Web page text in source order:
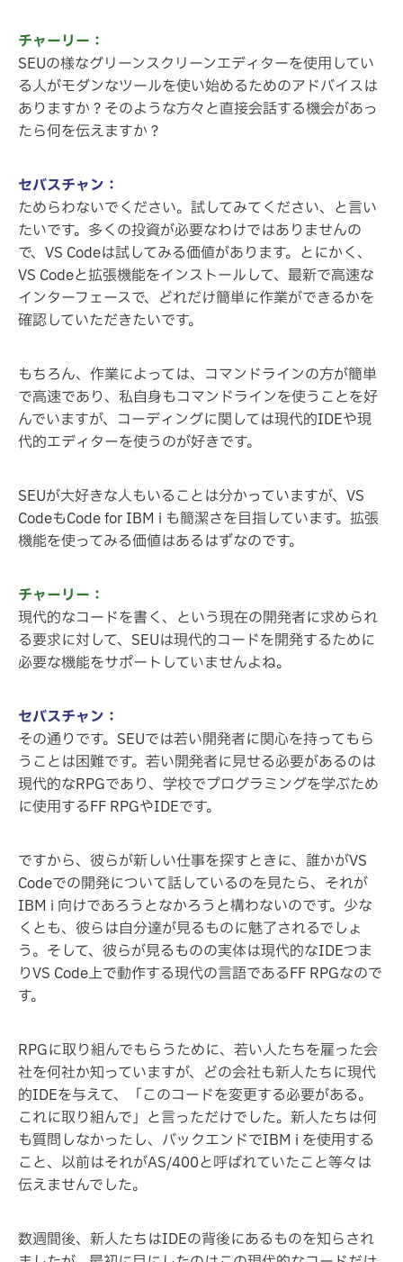
チャーリー：
SEUの様なグリーンスクリーンエディターを使用してい
る人がモダンなツールを使い始めるためのアドバイスは
ありますか？そのような方々と直接会話する機会があっ
たら何を伝えますか？
セバスチャン：
ためらわないでください。試してみてください、と言い
たいです。多くの投資が必要なわけではありませんの
で、VS Codeは試してみる価値があります。とにかく、
VS Codeと拡張機能をインストールして、最新で高速な
インターフェースで、どれだけ簡単に作業ができるかを
確認していただきたいです。
もちろん、作業によっては、コマンドラインの方が簡単
で高速であり、私自身もコマンドラインを使うことを好
んでいますが、コーディングに関しては現代的IDEや現
代的エディターを使うのが好きです。
SEUが大好きな人もいることは分かっていますが、VS
CodeもCode for IBM i も簡潔さを目指しています。拡張
機能を使ってみる価値はあるはずなのです。
チャーリー：
現代的なコードを書く、という現在の開発者に求められ
る要求に対して、SEUは現代的コードを開発するために
必要な機能をサポートしていませんよね。
セバスチャン：
その通りです。SEUでは若い開発者に関心を持ってもら
うことは困難です。若い開発者に見せる必要があるのは
現代的なRPGであり、学校でプログラミングを学ぶため
に使用するFF RPGやIDEです。
ですから、彼らが新しい仕事を探すときに、誰かがVS
Codeでの開発について話しているのを見たら、それが
IBM i 向けであろうとなかろうと構わないのです。少な
くとも、彼らは自分達が見るものに魅了されるでしょ
う。そして、彼らが見るものの実体は現代的なIDEつま
りVS Code上で動作する現代の言語であるFF RPGなので
す。
RPGに取り組んでもらうために、若い人たちを雇った会
社を何社か知っていますが、どの会社も新人たちに現代
的IDEを与えて、「このコードを変更する必要がある。
これに取り組んで」と言っただけでした。新人たちは何
も質問しなかったし、バックエンドでIBM i を使用する
こと、以前はそれがAS/400と呼ばれていたこと等々は
伝えませんでした。
数週間後、新人たちはIDEの背後にあるものを知らされ